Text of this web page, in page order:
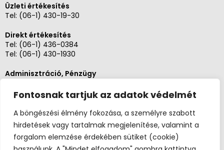
Fontosnak tartjuk az adatok védelmét
A böngészési élmény fokozása, a személyre szabott
hirdetések vagy tartalmak megjelenítése, valamint a
forgalom elemzése érdekében sütiket (cookie)
Üzleti értékesítés
Tel: (06-1) 430-19-30
Direkt értékesítés
Tel: (06-1) 436-0384
Tel: (06-1) 430-1930
Adminisztráció, Pénzügy
Szerviz és karbantartás
Tel: (06-20)3268654
Tel: (06-1) 436-0384